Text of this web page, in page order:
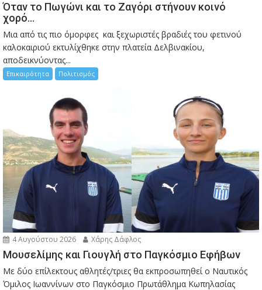
Όταν το Πωγώνι και το Ζαγόρι στήνουν κοινό
χορό…
Μια από τις πιο όμορφες και ξεχωριστές βραδιές του φετινού
καλοκαιριού εκτυλίχθηκε στην πλατεία Δελβινακίου,
αποδεικνύοντας...
Επικαιρότητα Πολιτισμός
4 Αυγούστου 2026 Χάρης Δάφλος
Μουσελίμης και Γιουγλή στο Παγκόσμιο Εφήβων
Mε δύο επίλεκτους αθλητές/τριες θα εκπροσωπηθεί ο Ναυτικός
Όμιλος Ιωαννίνων στο Παγκόσμιο Πρωτάθλημα Κωπηλασίας